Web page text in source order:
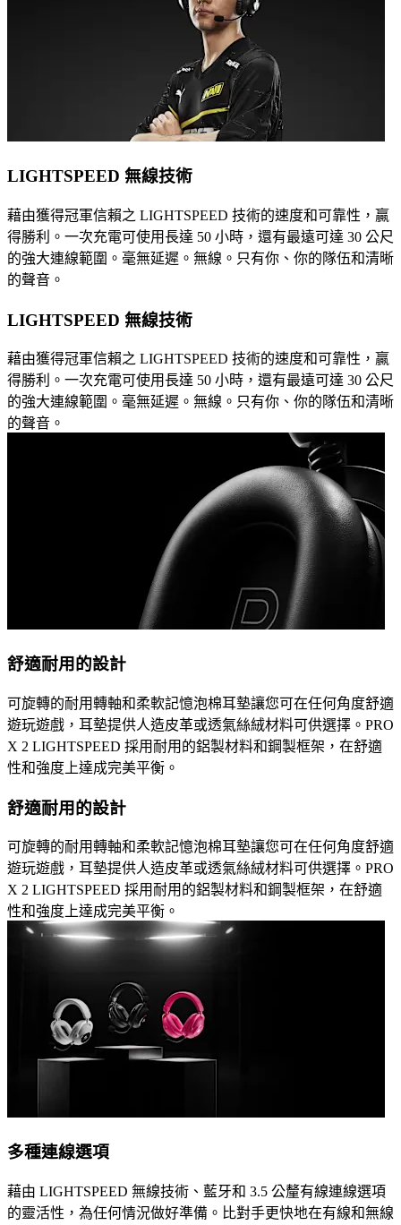
LIGHTSPEED 無線技術
藉由獲得冠軍信賴之 LIGHTSPEED 技術的速度和可靠性，贏
得勝利。一次充電可使用長達 50 小時，還有最遠可達 30 公尺
的強大連線範圍。毫無延遲。無線。只有你、你的隊伍和清晰
的聲音。
LIGHTSPEED 無線技術
藉由獲得冠軍信賴之 LIGHTSPEED 技術的速度和可靠性，贏
得勝利。一次充電可使用長達 50 小時，還有最遠可達 30 公尺
的強大連線範圍。毫無延遲。無線。只有你、你的隊伍和清晰
的聲音。
舒適耐用的設計
可旋轉的耐用轉軸和柔軟記憶泡棉耳墊讓您可在任何角度舒適
遊玩遊戲，耳墊提供人造皮革或透氣絲絨材料可供選擇。PRO
X 2 LIGHTSPEED 採用耐用的鋁製材料和鋼製框架，在舒適
性和強度上達成完美平衡。
舒適耐用的設計
可旋轉的耐用轉軸和柔軟記憶泡棉耳墊讓您可在任何角度舒適
遊玩遊戲，耳墊提供人造皮革或透氣絲絨材料可供選擇。PRO
X 2 LIGHTSPEED 採用耐用的鋁製材料和鋼製框架，在舒適
性和強度上達成完美平衡。
多種連線選項
藉由 LIGHTSPEED 無線技術、藍牙和 3.5 公釐有線連線選項
的靈活性，為任何情況做好準備。比對手更快地在有線和無線